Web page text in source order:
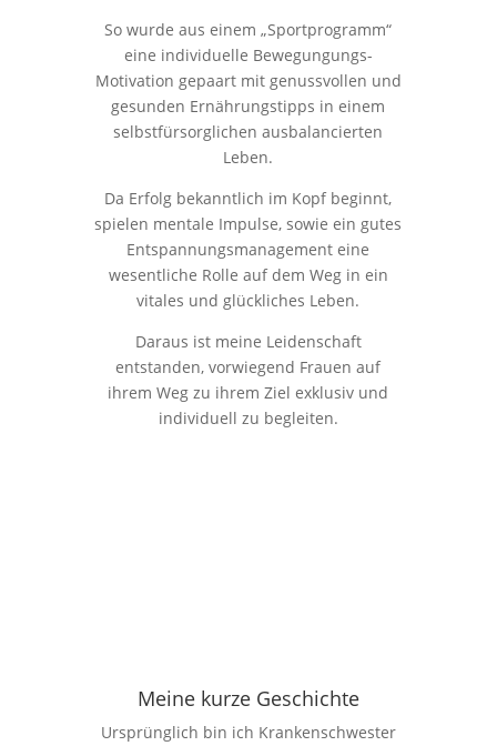
So wurde aus einem „Sportprogramm“
eine individuelle Bewegungungs-
Motivation gepaart mit genussvollen und
gesunden Ernährungstipps in einem
selbstfürsorglichen ausbalancierten
Leben.
Da Erfolg bekanntlich im Kopf beginnt,
spielen mentale Impulse, sowie ein gutes
Entspannungsmanagement eine
wesentliche Rolle auf dem Weg in ein
vitales und glückliches Leben.
Daraus ist meine Leidenschaft
entstanden, vorwiegend Frauen auf
ihrem Weg zu ihrem Ziel exklusiv und
individuell zu begleiten.
Meine kurze Geschichte
Ursprünglich bin ich Krankenschwester